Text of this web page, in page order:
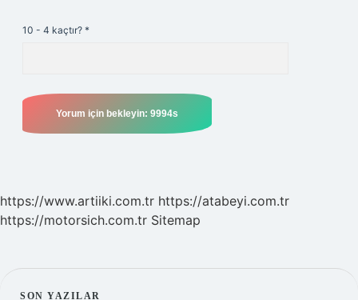
10 - 4 kaçtır? *
https://www.artiiki.com.tr https://atabeyi.com.tr
https://motorsich.com.tr Sitemap
SON YAZILAR